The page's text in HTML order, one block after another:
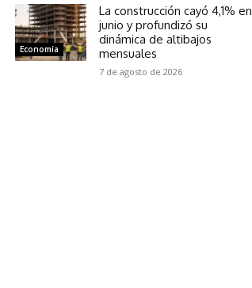
Economía
La construcción cayó 4,1% en
junio y profundizó su
dinámica de altibajos
mensuales
7 de agosto de 2026